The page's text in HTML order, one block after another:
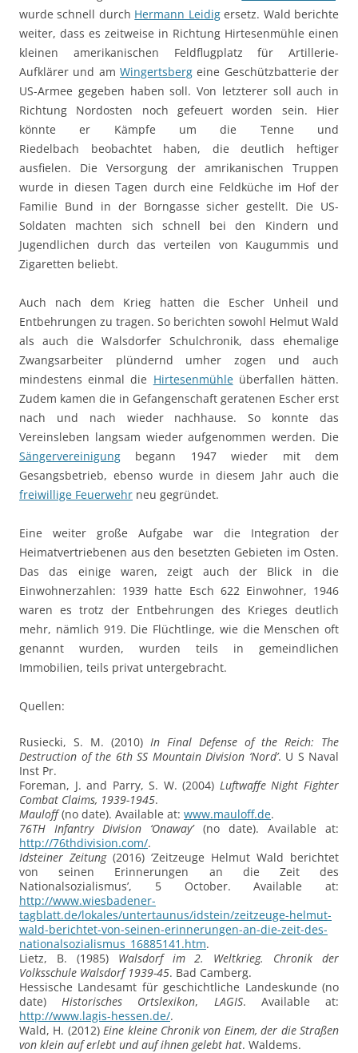
wurde schnell durch Hermann Leidigersetz. Wald berichte
weiter, dass es zeitweise in Richtung Hirtesenmühle einen
kleinen amerikanischen Feldflugplatz für Artillerie-
Aufklärer und am Wingertsberg eine Geschützbatterie der
US-Armee gegeben haben soll. Von letzterer soll auch in
Richtung Nordosten noch gefeuert worden sein. Hier
könnte er Kämpfe um die Tenne und
Riedelbach beobachtet haben, die deutlich heftiger
ausfielen. Die Versorgung der amrikanischen Truppen
wurde in diesen Tagen durch eine Feldküche im Hof der
Familie Bund in der Borngasse sicher gestellt. Die US-
Soldaten machten sich schnell bei den Kindern und
Jugendlichen durch das verteilen von Kaugummis und
Zigaretten beliebt.
Auch nach dem Krieg hatten die Escher Unheil und
Entbehrungen zu tragen. So berichten sowohl Helmut Wald
als auch die Walsdorfer Schulchronik, dass ehemalige
Zwangsarbeiter plündernd umher zogen und auch
mindestens einmal die Hirtesenmühleüberfallen hätten.
Zudem kamen die in Gefangenschaft geratenen Escher erst
nach und nach wieder nachhause. So konnte das
Vereinsleben langsam wieder aufgenommen werden. Die
Sängervereinigung begann 1947 wieder mit dem
Gesangsbetrieb, ebenso wurde in diesem Jahr auch die
freiwillige Feuerwehr neu gegründet.
Eine weiter große Aufgabe war die Integration der
Heimatvertriebenen aus den besetzten Gebieten im Osten.
Das das einige waren, zeigt auch der Blick in die
Einwohnerzahlen: 1939 hatte Esch 622 Einwohner, 1946
waren es trotz der Entbehrungen des Krieges deutlich
mehr, nämlich 919. Die Flüchtlinge, wie die Menschen oft
genannt wurden, wurden teils in gemeindlichen
Immobilien, teils privat untergebracht.
Quellen:
Rusiecki, S. M. (2010) In Final Defense of the Reich: The
Destruction of the 6th SS Mountain Division ‘Nord’. U S Naval
Inst Pr.
Foreman, J. and Parry, S. W. (2004) Luftwaffe Night Fighter
Combat Claims, 1939-1945.
Mauloff(no date). Available at: www.mauloff.de.
76TH Infantry Division ‘Onaway’(no date). Available at:
http://76thdivision.com/.
Idsteiner Zeitung(2016) ‘Zeitzeuge Helmut Wald berichtet
von seinen Erinnerungen an die Zeit des
Nationalsozialismus’, 5 October. Available at:
http://www.wiesbadener-
tagblatt.de/lokales/untertaunus/idstein/zeitzeuge-helmut-
wald-berichtet-von-seinen-erinnerungen-an-die-zeit-des-
nationalsozialismus_16885141.htm.
Lietz, B. (1985) Walsdorf im 2. Weltkrieg. Chronik der
Volksschule Walsdorf 1939-45. Bad Camberg.
Hessische Landesamt für geschichtliche Landeskunde (no
date)Historisches Ortslexikon, LAGIS. Available at:
http://www.lagis-hessen.de/.
Wald, H. (2012)Eine kleine Chronik von Einem, der die Straßen
von klein auf erlebt und auf ihnen gelebt hat. Waldems.